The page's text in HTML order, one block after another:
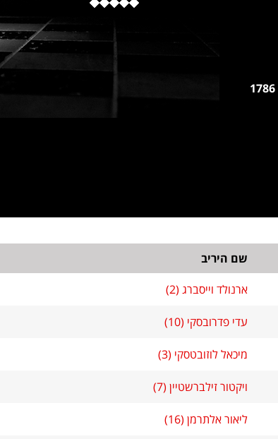
1786
שם היריב
ארנולד וייסברג (2)
עדי פדרובסקי (10)
מיכאל לוזובטסקי (3)
ויקטור זילברשטיין (7)
ליאור אלתרמן (16)